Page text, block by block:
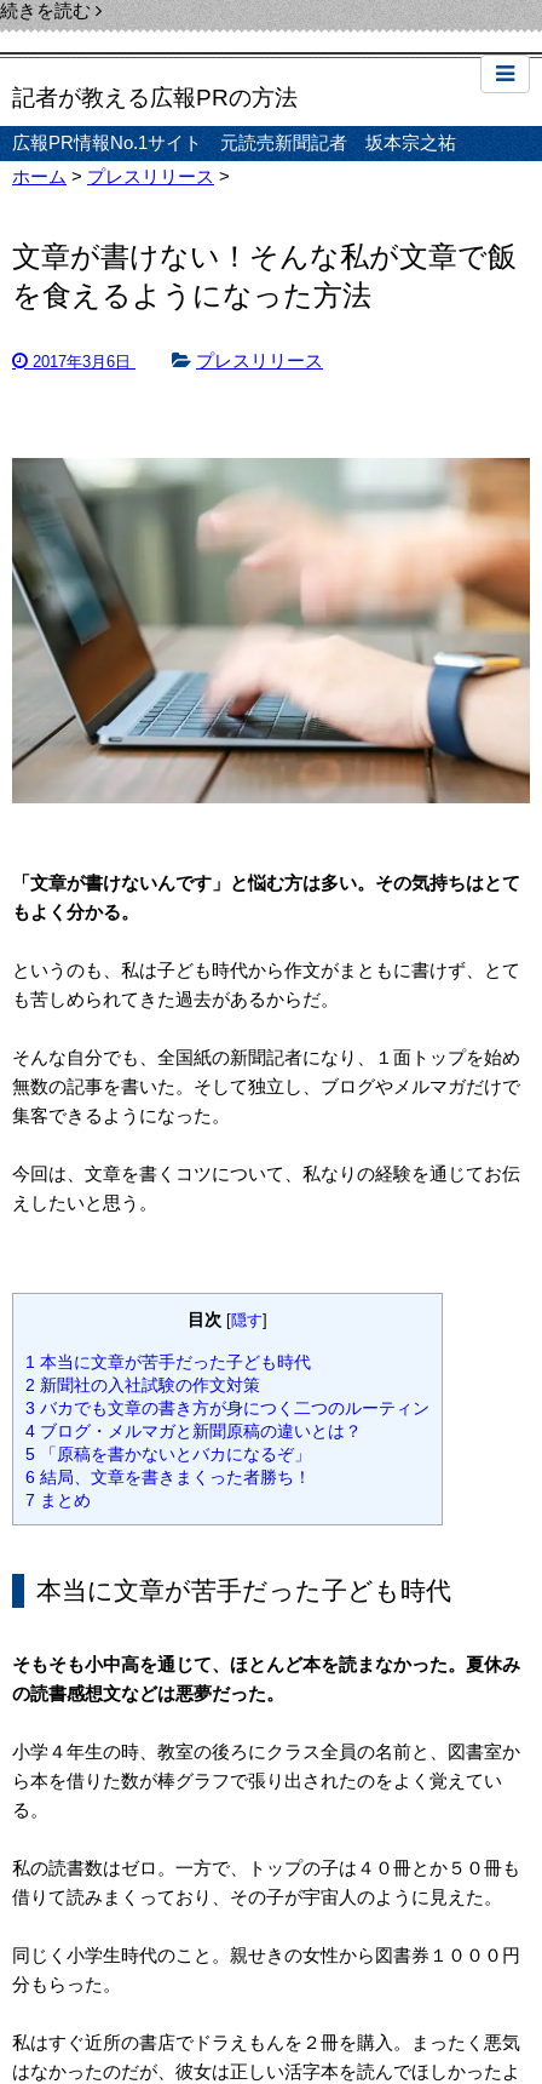
続きを読む
記者が教える広報PRの方法
広報PR情報No.1サイト 元読売新聞記者 坂本宗之祐
ホーム > プレスリリース >
文章が書けない！そんな私が文章で飯
を食えるようになった方法
2017年3月6日 プレスリリース
「文章が書けないんです」と悩む方は多い。その気持ちはとて
もよく分かる。
というのも、私は子ども時代から作文がまともに書けず、とて
も苦しめられてきた過去があるからだ。
そんな自分でも、全国紙の新聞記者になり、１面トップを始め
無数の記事を書いた。そして独立し、ブログやメルマガだけで
集客できるようになった。
今回は、文章を書くコツについて、私なりの経験を通じてお伝
えしたいと思う。
目次 [隠す]
1 本当に文章が苦手だった子ども時代
2 新聞社の入社試験の作文対策
3 バカでも文章の書き方が身につく二つのルーティン
4 ブログ・メルマガと新聞原稿の違いとは？
5 「原稿を書かないとバカになるぞ」
6 結局、文章を書きまくった者勝ち！
7 まとめ
本当に文章が苦手だった子ども時代
そもそも小中高を通じて、ほとんど本を読まなかった。夏休み
の読書感想文などは悪夢だった。
小学４年生の時、教室の後ろにクラス全員の名前と、図書室か
ら本を借りた数が棒グラフで張り出されたのをよく覚えてい
る。
私の読書数はゼロ。一方で、トップの子は４０冊とか５０冊も
借りて読みまくっており、その子が宇宙人のように見えた。
同じく小学生時代のこと。親せきの女性から図書券１０００円
分もらった。
私はすぐ近所の書店でドラえもんを２冊を購入。まったく悪気
はなかったのだが、彼女は正しい活字本を読んでほしかったよ